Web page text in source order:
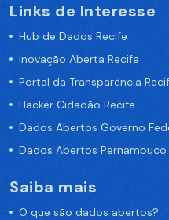
Links de Interesse
Hub de Dados Recife
Inovação Aberta Recife
Portal da Transparência
Hacker Cidadão Recife
Dados Abertos Governo
Dados Abertos Pernambuco
Saiba mais
O que são dados abertos?